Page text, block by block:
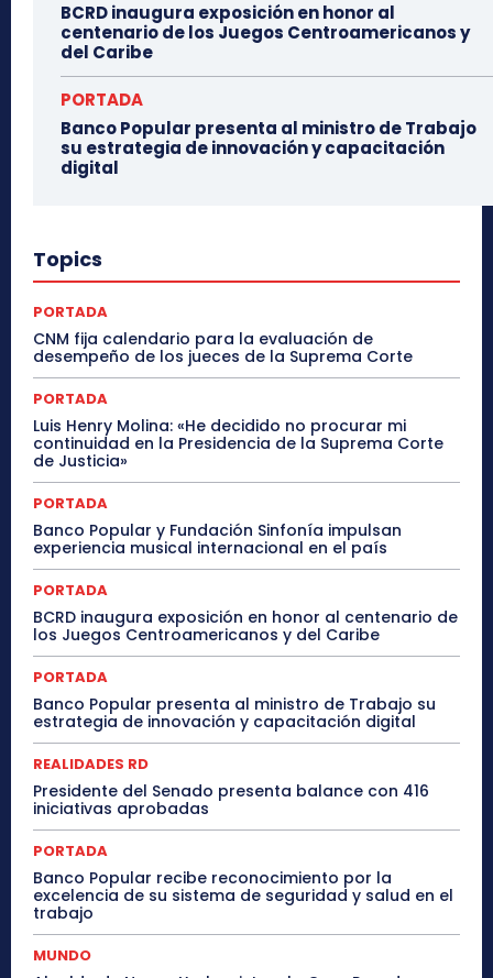
BCRD inaugura exposición en honor al
centenario de los Juegos Centroamericanos y
del Caribe
PORTADA
Banco Popular presenta al ministro de Trabajo
su estrategia de innovación y capacitación
digital
Topics
PORTADA
CNM fija calendario para la evaluación de
desempeño de los jueces de la Suprema Corte
PORTADA
Luis Henry Molina: «He decidido no procurar mi
continuidad en la Presidencia de la Suprema Corte
de Justicia»
PORTADA
Banco Popular y Fundación Sinfonía impulsan
experiencia musical internacional en el país
PORTADA
BCRD inaugura exposición en honor al centenario de
los Juegos Centroamericanos y del Caribe
PORTADA
Banco Popular presenta al ministro de Trabajo su
estrategia de innovación y capacitación digital
REALIDADES RD
Presidente del Senado presenta balance con 416
iniciativas aprobadas
PORTADA
Banco Popular recibe reconocimiento por la
excelencia de su sistema de seguridad y salud en el
trabajo
MUNDO